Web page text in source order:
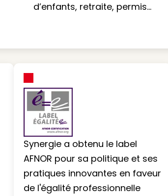
d’enfants, retraite, permis…
Synergie a obtenu le label
AFNOR pour sa politique et ses
pratiques innovantes en faveur
de l'égalité professionnelle